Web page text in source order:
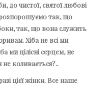
до чистої, святої любові
так, що
так, що вона служить
Хіба не всі ми
ми цілісні серцем, не
не коливається?..
цієї жінки. Все наше